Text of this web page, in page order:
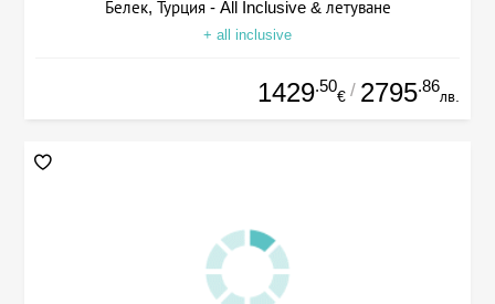
Белек, Турция - All Inclusive & летуване
+ all inclusive
1429.50
€ / 2795.86
лв.